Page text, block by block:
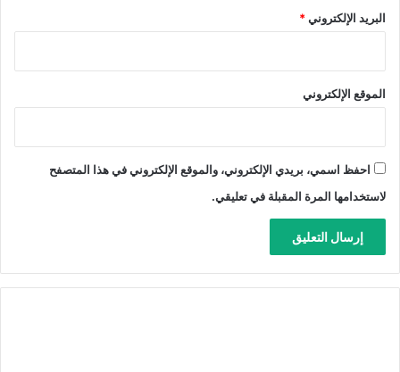
البريد الإلكتروني*
الموقع الإلكتروني
احفظ اسمي، بريدي الإلكتروني، والموقع الإلكتروني في هذا المتصفح
لاستخدامها المرة المقبلة في تعليقي.